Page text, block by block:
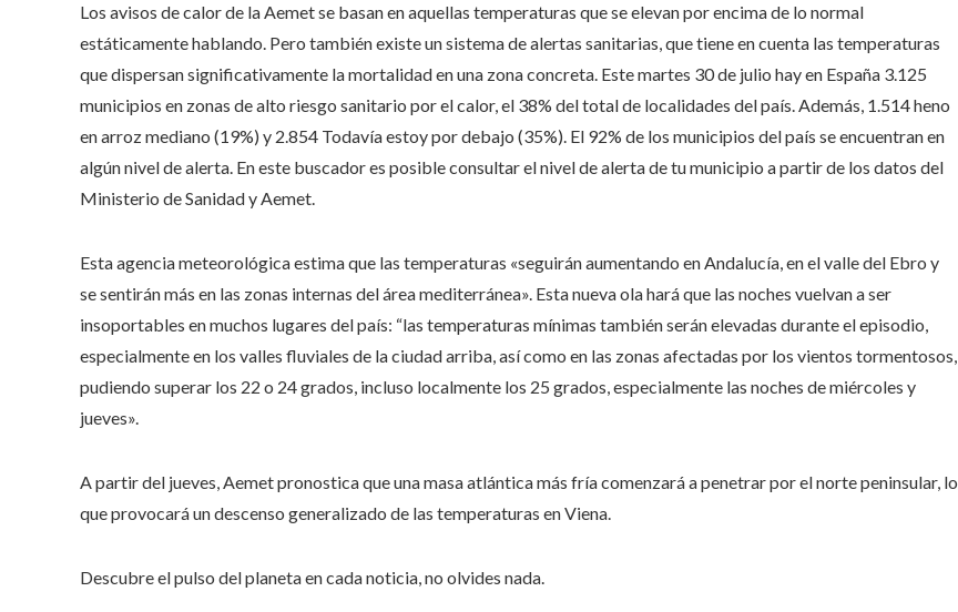
Los avisos de calor de la Aemet se basan en aquellas temperaturas que se elevan por encima de lo normal
estáticamente hablando. Pero también existe un sistema de alertas sanitarias, que tiene en cuenta las temperaturas
que dispersan significativamente la mortalidad en una zona concreta. Este martes 30 de julio hay en España 3.125
municipios en zonas de alto riesgo sanitario por el calor, el 38% del total de localidades del país. Además, 1.514 heno
en arroz mediano (19%) y 2.854 Todavía estoy por debajo (35%). El 92% de los municipios del país se encuentran en
algún nivel de alerta. En este buscador es posible consultar el nivel de alerta de tu municipio a partir de los datos del
Ministerio de Sanidad y Aemet.
Esta agencia meteorológica estima que las temperaturas «seguirán aumentando en Andalucía, en el valle del Ebro y
se sentirán más en las zonas internas del área mediterránea». Esta nueva ola hará que las noches vuelvan a ser
insoportables en muchos lugares del país: “las temperaturas mínimas también serán elevadas durante el episodio,
especialmente en los valles fluviales de la ciudad arriba, así como en las zonas afectadas por los vientos tormentosos,
pudiendo superar los 22 o 24 grados, incluso localmente los 25 grados, especialmente las noches de miércoles y
jueves».
A partir del jueves, Aemet pronostica que una masa atlántica más fría comenzará a penetrar por el norte peninsular, lo
que provocará un descenso generalizado de las temperaturas en Viena.
Descubre el pulso del planeta en cada noticia, no olvides nada.